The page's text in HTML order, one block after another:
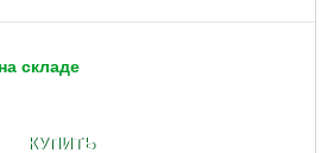
складе
КУПИТЬ